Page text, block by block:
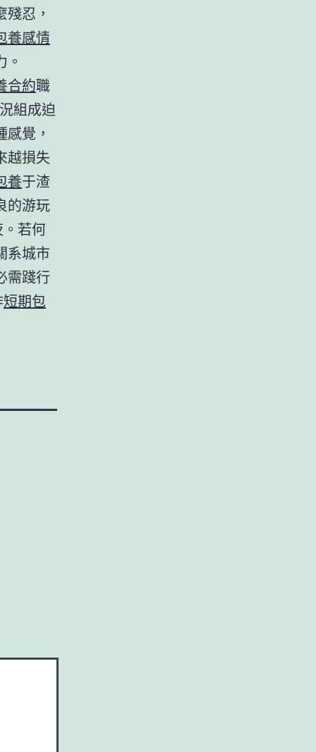
忍，
養感情
合約職
組成迫
覺，
越損失
養于渣
的游玩
若何
系城市
需踐行
短期包